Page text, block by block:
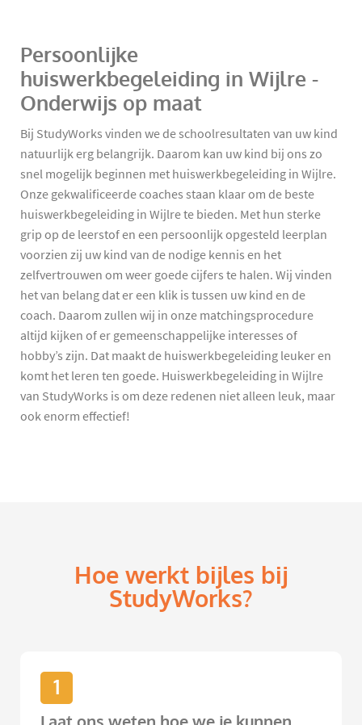
Persoonlijke
huiswerkbegeleiding in Wijlre -
Onderwijs op maat
Bij StudyWorks vinden we de schoolresultaten van uw kind
natuurlijk erg belangrijk. Daarom kan uw kind bij ons zo
snel mogelijk beginnen met huiswerkbegeleiding in Wijlre.
Onze gekwalificeerde coaches staan klaar om de beste
huiswerkbegeleiding in Wijlre te bieden. Met hun sterke
grip op de leerstof en een persoonlijk opgesteld leerplan
voorzien zij uw kind van de nodige kennis en het
zelfvertrouwen om weer goede cijfers te halen. Wij vinden
het van belang dat er een klik is tussen uw kind en de
coach. Daarom zullen wij in onze matchingsprocedure
altijd kijken of er gemeenschappelijke interesses of
hobby’s zijn. Dat maakt de huiswerkbegeleiding leuker en
komt het leren ten goede. Huiswerkbegeleiding in Wijlre
van StudyWorks is om deze redenen niet alleen leuk, maar
ook enorm effectief!
Hoe werkt bijles bij
StudyWorks?
1